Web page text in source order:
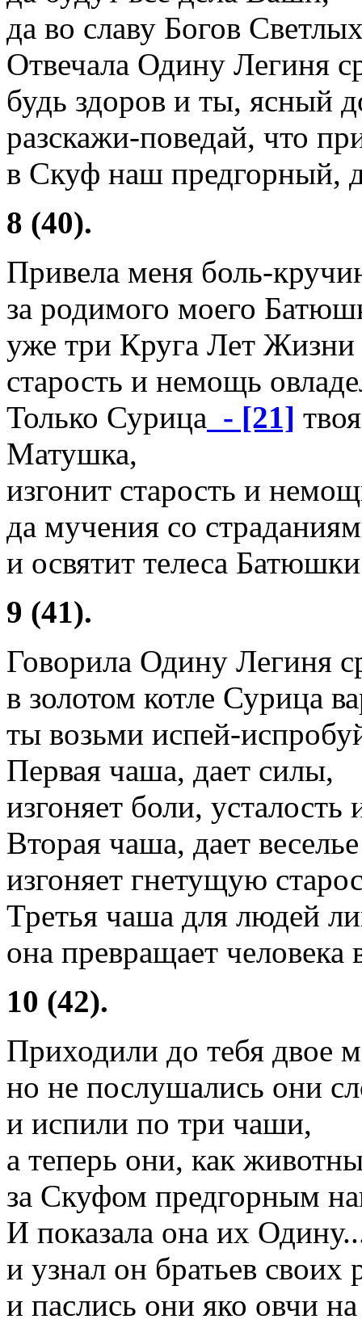
да во славу Богов
Отвечала Одину Легиня
будь здоров и ты, ясный
разскажи-поведай, что
в Скуф наш предгорный,
8 (40).
Привела меня боль-
за родимого моего
уже три Круга Лет
старость и немощь
Только Сурица - [21]
Матушка,
изгонит старость и
да мучения со
и освятит телеса
9 (41).
Говорила Одину Легиня
в золотом котле Сурица
ты возьми испей-
Первая чаша, дает силы,
изгоняет боли,
Вторая чаша, дает
изгоняет гнетущую
Третья чаша для людей
она превращает человека
10 (42).
Приходили до тебя двое
но не послушались они
и испили по три чаши,
а теперь они, как
за Скуфом предгорным
И показала она их
и узнал он братьев
и паслись они яко овчи